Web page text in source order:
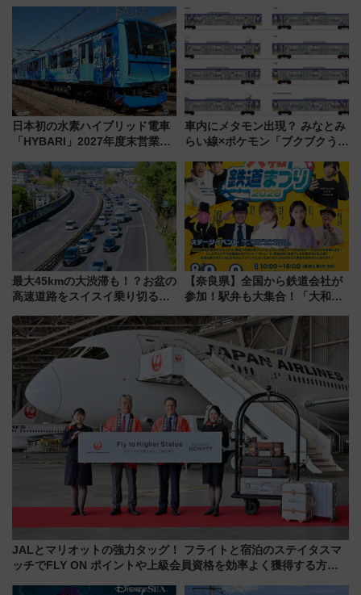
を満喫しよう
路の絶景と絶品グルメを満喫！
（7月18日スタート）
日本初の水素ハイブリッド電車
「HYBARI」2027年度末営業運
で水素利活用が加速
車内にメタモン出現？ みなとみ
らい線×ポケモン「ブクブクうみ
行開始に！ この夏は直通列車で
横浜へ！
最大45kmの大渋滞も！？お盆の
高速道路をスイスイ乗り切る快
【奈良県】全国から鉄道会社が
参加！駅弁も大集合！「大和鉄
に開催決定
JALとマリオットの強力タッグ！ フライトと宿泊のステイタスマ
ッチでFLY ON ポイントや上級会員資格を効率よく獲得する方法